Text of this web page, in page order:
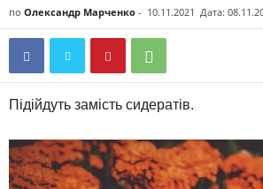
по Олександр Марченко - 10.11.2021 Дата:
Підійдуть замість сидератів.